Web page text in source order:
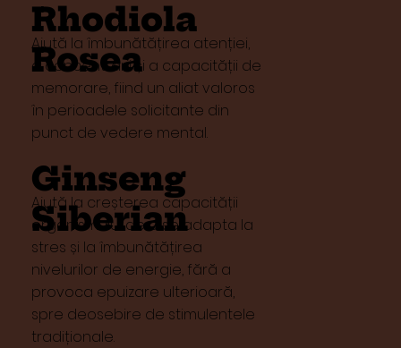
Rhodiola
Rosea
Ajută la îmbunătățirea atenției,
a concentrării și a capacității de
memorare, fiind un aliat valoros
în perioadele solicitante din
punct de vedere mental.
Ginseng
Siberian
Ajută la creșterea capacității
organismului de a se adapta la
stres și la îmbunătățirea
nivelurilor de energie, fără a
provoca epuizare ulterioară,
spre deosebire de stimulentele
tradiționale.